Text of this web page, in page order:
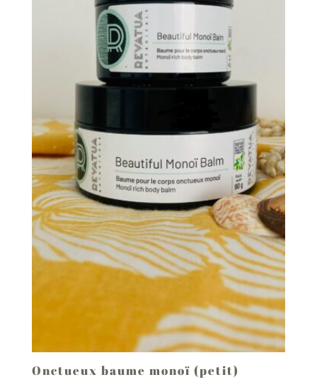
Onctueux baume monoï (petit)